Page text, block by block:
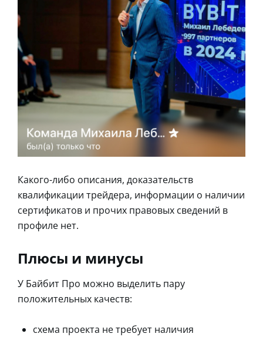
Какого-либо описания, доказательств
квалификации трейдера, информации о наличии
сертификатов и прочих правовых сведений в
профиле нет.
Плюсы и минусы
У Байбит Про можно выделить пару
положительных качеств:
схема проекта не требует наличия